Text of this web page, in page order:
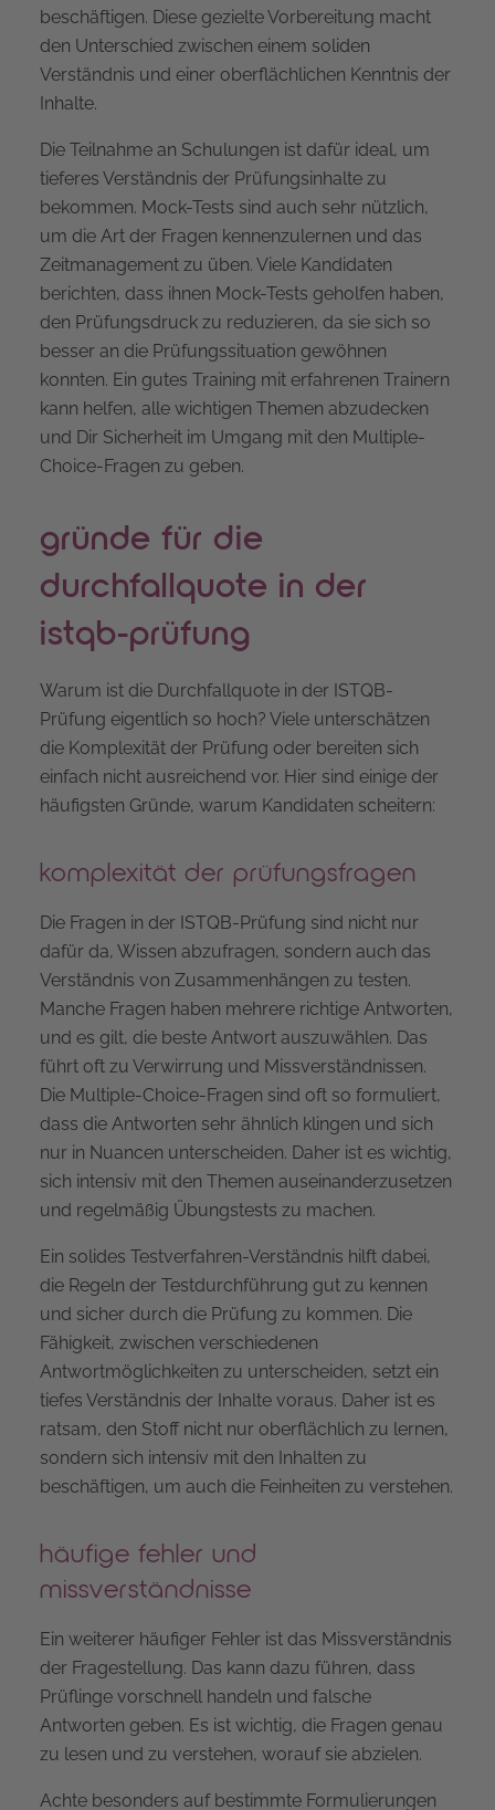
beschäftigen. Diese gezielte Vorbereitung macht
den Unterschied zwischen einem soliden
Verständnis und einer oberflächlichen Kenntnis der
Inhalte.
Die Teilnahme an Schulungen ist dafür ideal, um
tieferes Verständnis der Prüfungsinhalte zu
bekommen. Mock-Tests sind auch sehr nützlich,
um die Art der Fragen kennenzulernen und das
Zeitmanagement zu üben. Viele Kandidaten
berichten, dass ihnen Mock-Tests geholfen haben,
den Prüfungsdruck zu reduzieren, da sie sich so
besser an die Prüfungssituation gewöhnen
konnten. Ein gutes Training mit erfahrenen Trainern
kann helfen, alle wichtigen Themen abzudecken
und Dir Sicherheit im Umgang mit den Multiple-
Choice-Fragen zu geben.
gründe für die
durchfallquote in der
istqb-prüfung
Warum ist die Durchfallquote in der ISTQB-
Prüfung eigentlich so hoch? Viele unterschätzen
die Komplexität der Prüfung oder bereiten sich
einfach nicht ausreichend vor. Hier sind einige der
häufigsten Gründe, warum Kandidaten scheitern:
komplexität der prüfungsfragen
Die Fragen in der ISTQB-Prüfung sind nicht nur
dafür da, Wissen abzufragen, sondern auch das
Verständnis von Zusammenhängen zu testen.
Manche Fragen haben mehrere richtige Antworten,
und es gilt, die beste Antwort auszuwählen. Das
führt oft zu Verwirrung und Missverständnissen.
Die Multiple-Choice-Fragen sind oft so formuliert,
dass die Antworten sehr ähnlich klingen und sich
nur in Nuancen unterscheiden. Daher ist es wichtig,
sich intensiv mit den Themen auseinanderzusetzen
und regelmäßig Übungstests zu machen.
Ein solides Testverfahren-Verständnis hilft dabei,
die Regeln der Testdurchführung gut zu kennen
und sicher durch die Prüfung zu kommen. Die
Fähigkeit, zwischen verschiedenen
Antwortmöglichkeiten zu unterscheiden, setzt ein
tiefes Verständnis der Inhalte voraus. Daher ist es
ratsam, den Stoff nicht nur oberflächlich zu lernen,
sondern sich intensiv mit den Inhalten zu
beschäftigen, um auch die Feinheiten zu verstehen.
häufige fehler und
missverständnisse
Ein weiterer häufiger Fehler ist das Missverständnis
der Fragestellung. Das kann dazu führen, dass
Prüflinge vorschnell handeln und falsche
Antworten geben. Es ist wichtig, die Fragen genau
zu lesen und zu verstehen, worauf sie abzielen.
Achte besonders auf bestimmte Formulierungen